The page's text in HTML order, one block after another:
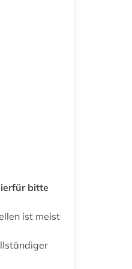
bitte
ist meist